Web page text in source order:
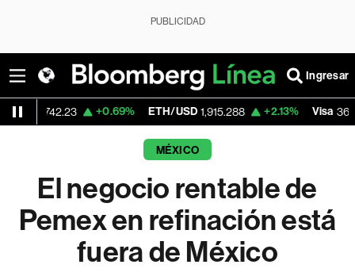
PUBLICIDAD
Ingresar
+0.69% ETH/USD 1,915.288 +2.13% Visa 368.80 -
MÉXICO
El negocio rentable de
Pemex en refinación está
fuera de México